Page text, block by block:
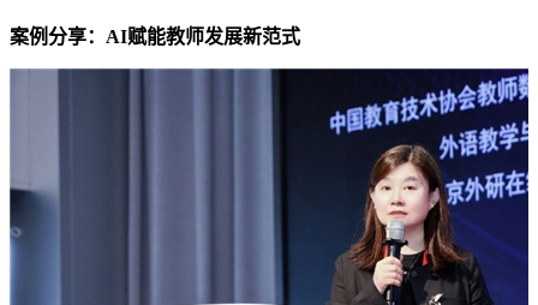
案例分享：AI赋能教师发展新范式